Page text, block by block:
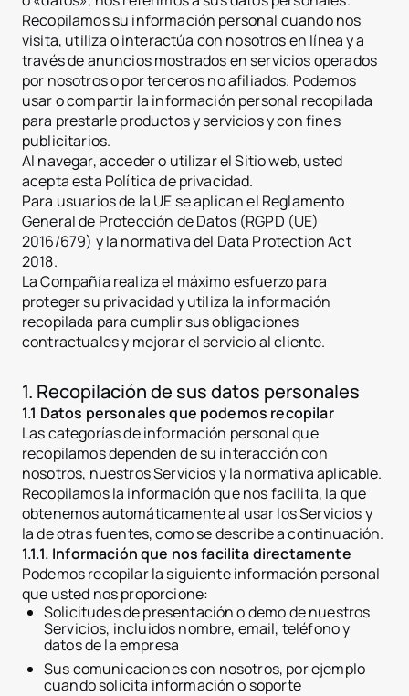
Recopilamos su información personal cuando nos
visita, utiliza o interactúa con nosotros en línea y a
través de anuncios mostrados en servicios operados
por nosotros o por terceros no afiliados. Podemos
usar o compartir la información personal recopilada
para prestarle productos y servicios y con fines
publicitarios.
Al navegar, acceder o utilizar el Sitio web, usted
acepta esta Política de privacidad.
Para usuarios de la UE se aplican el Reglamento
General de Protección de Datos (RGPD (UE)
2016/679) y la normativa del Data Protection Act
2018.
La Compañía realiza el máximo esfuerzo para
proteger su privacidad y utiliza la información
recopilada para cumplir sus obligaciones
contractuales y mejorar el servicio al cliente.
1. Recopilación de sus datos personales
1.1 Datos personales que podemos recopilar
Las categorías de información personal que
recopilamos dependen de su interacción con
nosotros, nuestros Servicios y la normativa aplicable.
Recopilamos la información que nos facilita, la que
obtenemos automáticamente al usar los Servicios y
la de otras fuentes, como se describe a continuación.
1.1.1. Información que nos facilita directamente
Podemos recopilar la siguiente información personal
que usted nos proporcione:
Solicitudes de presentación o demo de nuestros
Servicios, incluidos nombre, email, teléfono y
datos de la empresa
Sus comunicaciones con nosotros, por ejemplo
cuando solicita información o soporte